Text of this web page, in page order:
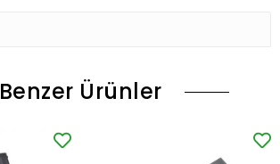
Benzer Ürünler